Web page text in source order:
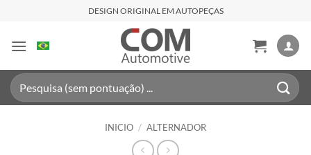
contenido
DESIGN ORIGINAL EM AUTOPEÇAS
Buscar
por:
INICIO / ALTERNADOR